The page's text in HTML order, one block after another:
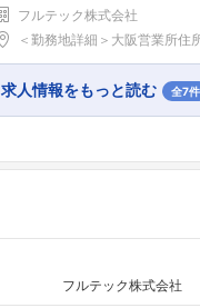
フルテック株式会社
＜勤務地詳細＞大阪営業所住所：大
求人情報をもっと読む 全7件
フルテック株式会社